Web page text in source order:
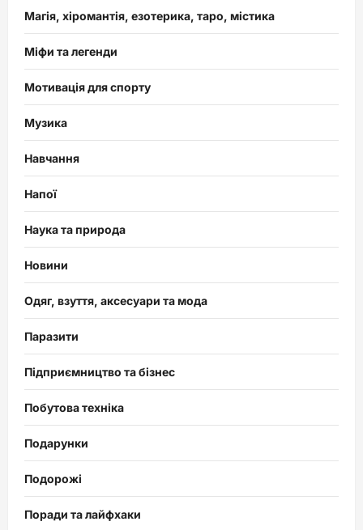
Магія, хіромантія, езотерика, таро, містика
Міфи та легенди
Мотивація для спорту
Музика
Навчання
Напої
Наука та природа
Новини
Одяг, взуття, аксесуари та мода
Паразити
Підприємництво та бізнес
Побутова техніка
Подарунки
Подорожі
Поради та лайфхаки